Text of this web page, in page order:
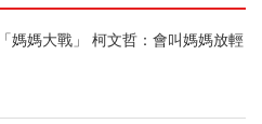
媽媽大戰」 柯文哲：會叫媽媽放輕